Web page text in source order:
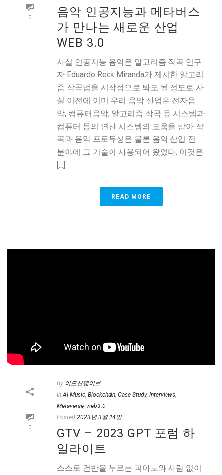
0
음악 인공지능과 메타버스
가 만나는 새로운 산업
WEB 3.0
사실 인공지능 음악은 알고리즘 작곡 연구
자 Eduardo Reck Miranda가 제시한 알고리
즘 작곡법을 시작점으로 봐도 될 정도로 사
실 이전에 이미 우리 음악 산업은 전자음
악, 컴퓨터음악, 알고리즘 작곡 등 시스템과
컴퓨터 등의 연산 시스템의 도움을 받아 작
곡과 음악 프로듀싱은 물론 음악 산업 전
분야에 그 기술이 사용되어 왔었다. 이것은
[...]
READ MORE
0
By 이모션웨이브
In AI Music, Blockchain, Case Study, Interviews,
Metaverse, web3.0
Posted 2023년 3월 24일
GTV – 2023 GPT 포럼 하
일라이트
스스로 건반을 누르는 피아노와 사람 없이